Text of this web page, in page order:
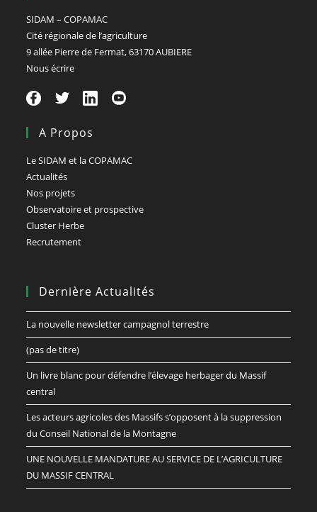
SIDAM – COPAMAC
Cité régionale de l’agriculture
9 allée Pierre de Fermat, 63170 AUBIERE
Nous écrire
A Propos
Le SIDAM et la COPAMAC
Actualités
Nos projets
Observatoire et prospective
Cluster Herbe
Recrutement
Dernière Actualités
La nouvelle newsletter campagnol terrestre
(pas de titre)
Un livre blanc pour défendre l’élevage herbager du Massif
central
Les acteurs agricoles des Massifs s’opposent à la suppression
du Conseil National de la Montagne
UNE NOUVELLE MANDATURE AU SERVICE DE L’AGRICULTURE
DU MASSIF CENTRAL